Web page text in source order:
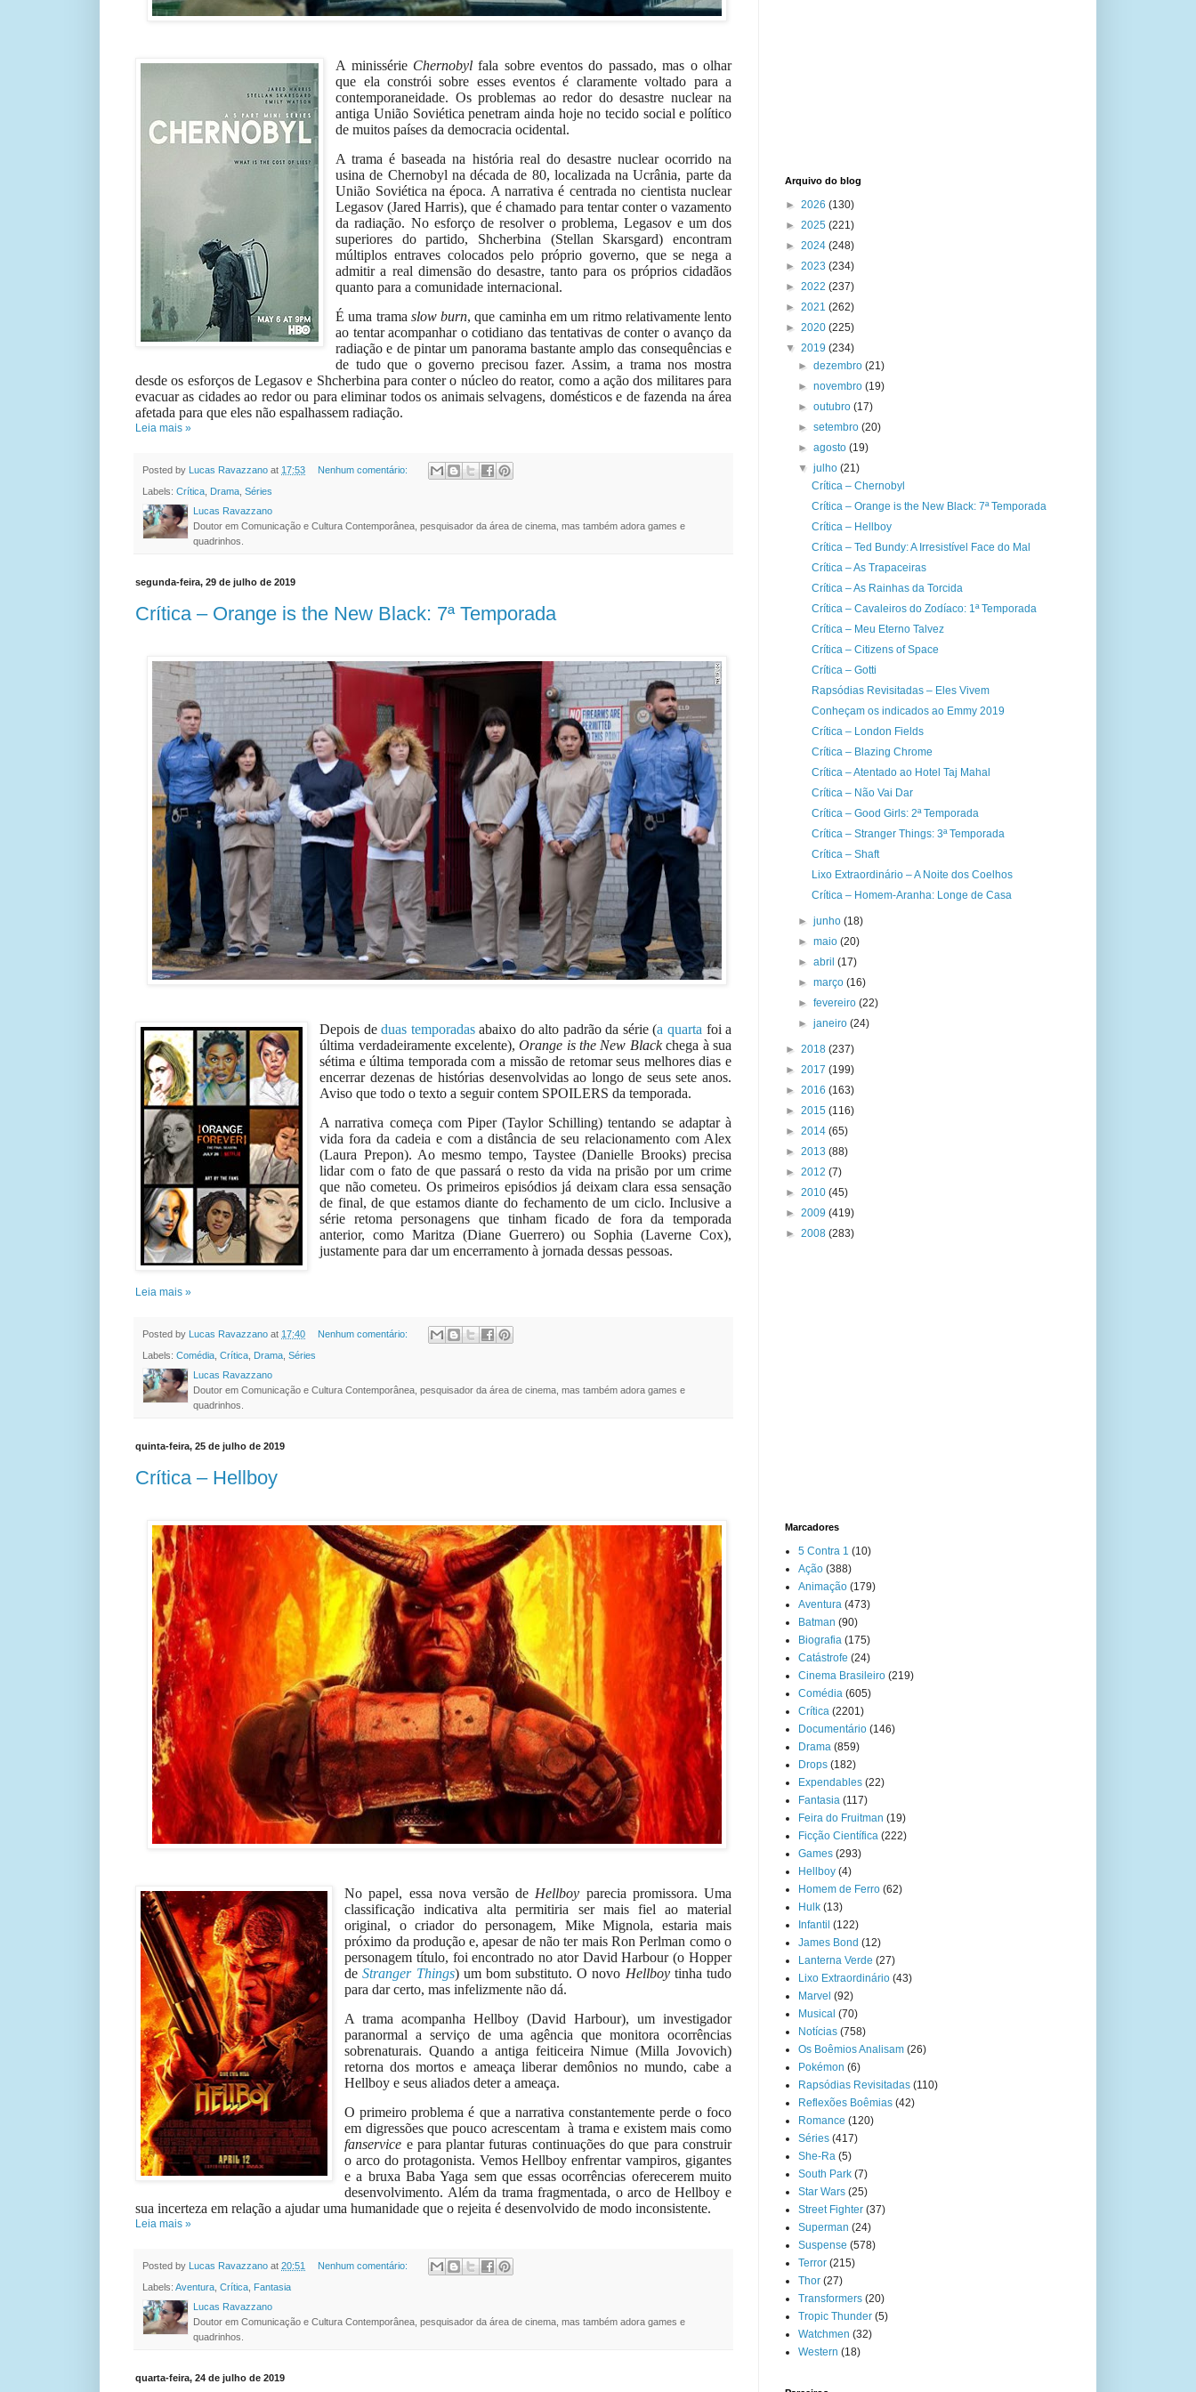
A minissérie Chernobylfala sobre eventos do passado, mas o olhar
que ela constrói sobre esses eventos é claramente voltado para a
contemporaneidade. Os problemas ao redor do desastre nuclear na
antiga União Soviética penetram ainda hoje no tecido social e político
de muitos países da democracia ocidental.
A trama é baseada na história real do desastre nuclear ocorrido na
usina de Chernobyl na década de 80, localizada na Ucrânia, parte da
União Soviética na época. A narrativa é centrada no cientista nuclear
Legasov (Jared Harris), que é chamado para tentar conter o vazamento
da radiação. No esforço de resolver o problema, Legasov e um dos
superiores do partido, Shcherbina (Stellan Skarsgard) encontram
múltiplos entraves colocados pelo próprio governo, que se nega a
admitir a real dimensão do desastre, tanto para os próprios cidadãos
quanto para a comunidade internacional.
É uma trama slow burn, que caminha em um ritmo relativamente lento
ao tentar acompanhar o cotidiano das tentativas de conter o avanço da
radiação e de pintar um panorama bastante amplo das consequências e
de tudo que o governo precisou fazer. Assim, a trama nos mostra
desde os esforços de Legasov e Shcherbina para conter o núcleo do reator, como a ação dos militares para
evacuar as cidades ao redor ou para eliminar todos os animais selvagens, domésticos e de fazenda na área
afetada para que eles não espalhassem radiação.
Leia mais »
Posted by Lucas Ravazzano at 17:53 Nenhum comentário:
Labels: Crítica Drama Séries
Lucas Ravazzano
Doutor em Comunicação e Cultura Contemporânea, pesquisador da área de cinema, mas também adora games e
quadrinhos.
segunda-feira, 29 de julho de 2019
Crítica – Orange is the New Black: 7ª Temporada
Depois deduas temporadasabaixo do alto padrão da série (a quarta foi a
última verdadeiramente excelente),Orange is the New Blackchega à sua
sétima e última temporada com a missão de retomar seus melhores dias e
encerrar dezenas de histórias desenvolvidas ao longo de seus sete anos.
Aviso que todo o texto a seguir contem SPOILERS da temporada.
A narrativa começa com Piper (Taylor Schilling) tentando se adaptar à
vida fora da cadeia e com a distância de seu relacionamento com Alex
(Laura Prepon). Ao mesmo tempo, Taystee (Danielle Brooks) precisa
lidar com o fato de que passará o resto da vida na prisão por um crime
que não cometeu. Os primeiros episódios já deixam clara essa sensação
de final, de que estamos diante do fechamento de um ciclo. Inclusive a
série retoma personagens que tinham ficado de fora da temporada
anterior, como Maritza (Diane Guerrero) ou Sophia (Laverne Cox),
justamente para dar um encerramento à jornada dessas pessoas.
Leia mais »
Posted by Lucas Ravazzano at 17:40 Nenhum comentário:
Labels: Comédia Crítica Drama Séries
Lucas Ravazzano
Doutor em Comunicação e Cultura Contemporânea, pesquisador da área de cinema, mas também adora games e
quadrinhos.
quinta-feira, 25 de julho de 2019
Crítica – Hellboy
No papel, essa nova versão de Hellboy parecia promissora. Uma
classificação indicativa alta permitiria ser mais fiel ao material
original, o criador do personagem, Mike Mignola, estaria mais
próximo da produção e, apesar de não ter mais Ron Perlman como o
personagem título, foi encontrado no ator David Harbour (o Hopper
deStranger Things) um bom substituto. O novo Hellboy tinha tudo
para dar certo, mas infelizmente não dá.
A trama acompanha Hellboy (David Harbour), um investigador
paranormal a serviço de uma agência que monitora ocorrências
sobrenaturais. Quando a antiga feiticeira Nimue (Milla Jovovich)
retorna dos mortos e ameaça liberar demônios no mundo, cabe a
Hellboy e seus aliados deter a ameaça.
O primeiro problema é que a narrativa constantemente perde o foco
em digressões que pouco acrescentam à trama e existem mais como
fanservice e para plantar futuras continuações do que para construir
o arco do protagonista. Vemos Hellboy enfrentar vampiros, gigantes
e a bruxa Baba Yaga sem que essas ocorrências oferecerem muito
desenvolvimento. Além da trama fragmentada, o arco de Hellboy e
sua incerteza em relação a ajudar uma humanidade que o rejeita é desenvolvido de modo inconsistente.
Leia mais »
Posted by Lucas Ravazzano at 20:51 Nenhum comentário:
Labels: Aventura, Crítica, Fantasia
Lucas Ravazzano
Doutor em Comunicação e Cultura Contemporânea, pesquisador da área de cinema, mas também adora games e
quadrinhos.
quarta-feira, 24 de julho de 2019
Arquivo do blog
► 2026 (130)
► 2025 (221)
► 2024 (248)
► 2023 (234)
► 2022 (237)
► 2021 (262)
► 2020 (225)
▼ 2019 (234)
►dezembro(21)
►novembro(19)
►outubro(17)
►setembro(20)
►agosto(19)
▼julho(21)
Crítica – Chernobyl
Crítica – Orange is the New Black: 7ª Temporada
Crítica – Hellboy
Crítica – Ted Bundy: A Irresistível Face do Mal
Crítica – As Trapaceiras
Crítica – As Rainhas da Torcida
Crítica – Cavaleiros do Zodíaco: 1ª Temporada
Crítica – Meu Eterno Talvez
Crítica – Citizens of Space
Crítica – Gotti
Rapsódias Revisitadas – Eles Vivem
Conheçam os indicados ao Emmy 2019
Crítica – London Fields
Crítica – Blazing Chrome
Crítica – Atentado ao Hotel Taj Mahal
Crítica – Não Vai Dar
Crítica – Good Girls: 2ª Temporada
Crítica – Stranger Things: 3ª Temporada
Crítica – Shaft
Lixo Extraordinário – A Noite dos Coelhos
Crítica – Homem-Aranha: Longe de Casa
►junho(18)
►maio(20)
►abril(17)
►março(16)
►fevereiro(22)
►janeiro(24)
► 2018 (237)
► 2017 (199)
► 2016 (163)
► 2015 (116)
► 2014 (65)
► 2013 (88)
► 2012 (7)
► 2010 (45)
► 2009 (419)
► 2008 (283)
Marcadores
5 Contra 1 (10)
Ação (388)
Animação (179)
Aventura (473)
Batman (90)
Biografia (175)
Catástrofe (24)
Cinema Brasileiro (219)
Comédia (605)
Crítica (2201)
Documentário (146)
Drama (859)
Drops (182)
Expendables (22)
Fantasia (117)
Feira do Fruitman (19)
Ficção Científica (222)
Games (293)
Hellboy (4)
Homem de Ferro (62)
Hulk (13)
Infantil (122)
James Bond (12)
Lanterna Verde (27)
Lixo Extraordinário (43)
Marvel (92)
Musical (70)
Notícias (758)
Os Boêmios Analisam (26)
Pokémon (6)
Rapsódias Revisitadas (110)
Reflexões Boêmias (42)
Romance (120)
Séries (417)
She-Ra (5)
South Park (7)
Star Wars (25)
Street Fighter (37)
Superman (24)
Suspense (578)
Terror (215)
Thor (27)
Transformers (20)
Tropic Thunder (5)
Watchmen (32)
Western (18)